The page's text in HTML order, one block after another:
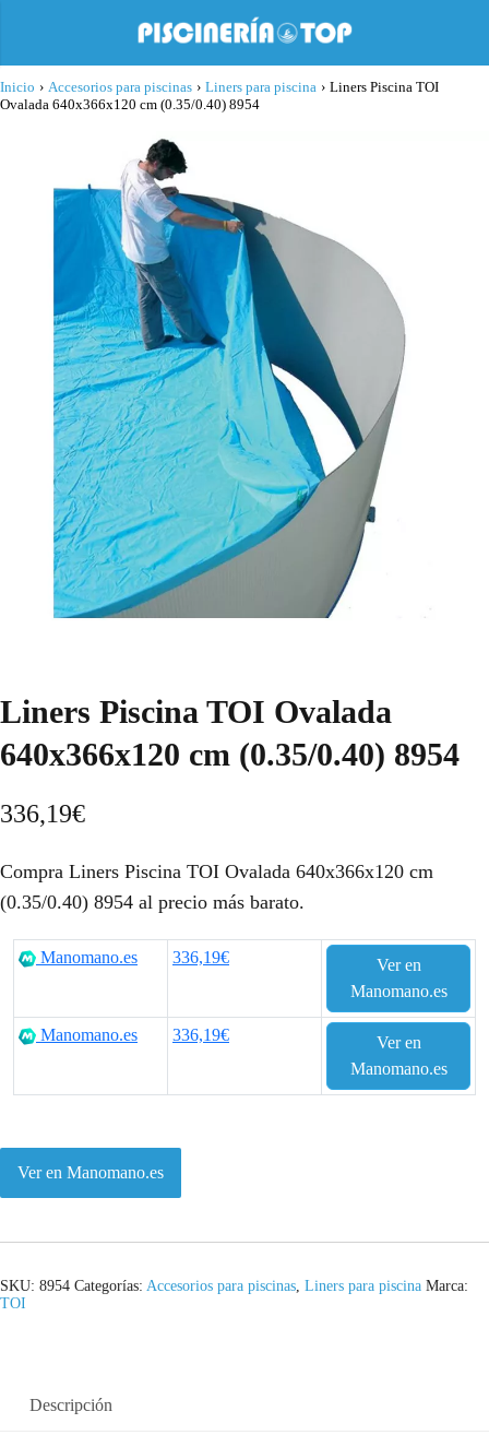
Inicio › Accesorios para piscinas › Liners para piscina › Liners Piscina TOI
Ovalada 640x366x120 cm (0.35/0.40) 8954
Liners Piscina TOI Ovalada
640x366x120 cm (0.35/0.40) 8954
336,19€
Compra Liners Piscina TOI Ovalada 640x366x120 cm
(0.35/0.40) 8954 al precio más barato.
Manomano.es 336,19€
Ver en
Manomano.es
Manomano.es 336,19€
Ver en
Manomano.es
Ver en Manomano.es
SKU: 8954 Categorías: Accesorios para piscinas, Liners para piscina Marca:
TOI
Descripción